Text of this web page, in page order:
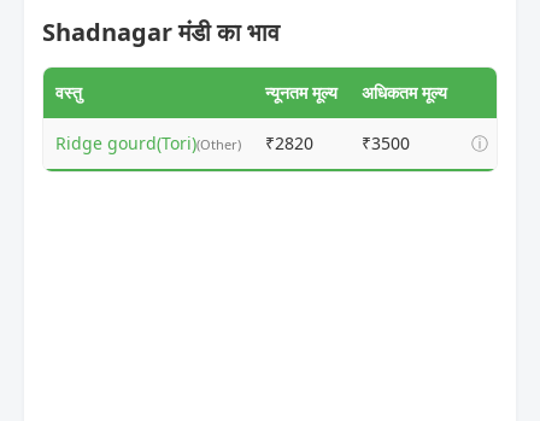
Shadnagar मंडी का भाव
वस्तु न्यूनतम मूल्य अधिकतम मूल्य
Ridge gourd(Tori)(Other) ₹2820 ₹3500 ⓘ